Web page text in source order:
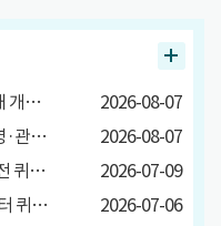
[안내] 개인정보수집 및 이용 안내 개정 안내
2026-08-07
규제과학 전문인력 양성기관 운영·관리방안 마련 연구 관련 설문조사
2026-08-07
숫자로 알아보는 식품 방사능 안전 퀴즈 당첨자 발표
2026-07-09
1399 부정·불량식품통합신고센터 퀴즈 이벤트 당첨자 발표
2026-07-06